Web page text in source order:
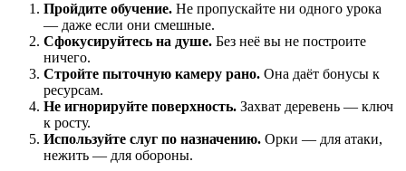
Пройдите обучение. Не пропускайте ни одного урока
— даже если они смешные.
Сфокусируйтесь на душе. Без неё вы не построите
ничего.
Стройте пыточную камеру рано. Она даёт бонусы к
ресурсам.
Не игнорируйте поверхность. Захват деревень — ключ
к росту.
Используйте слуг по назначению. Орки — для атаки,
нежить — для обороны.